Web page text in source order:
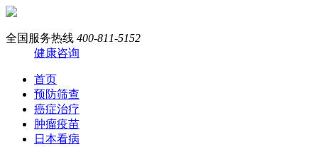
全国服务热线 400-811-5152
健康咨询
首页
预防筛查
癌症治疗
肿瘤疫苗
日本看病